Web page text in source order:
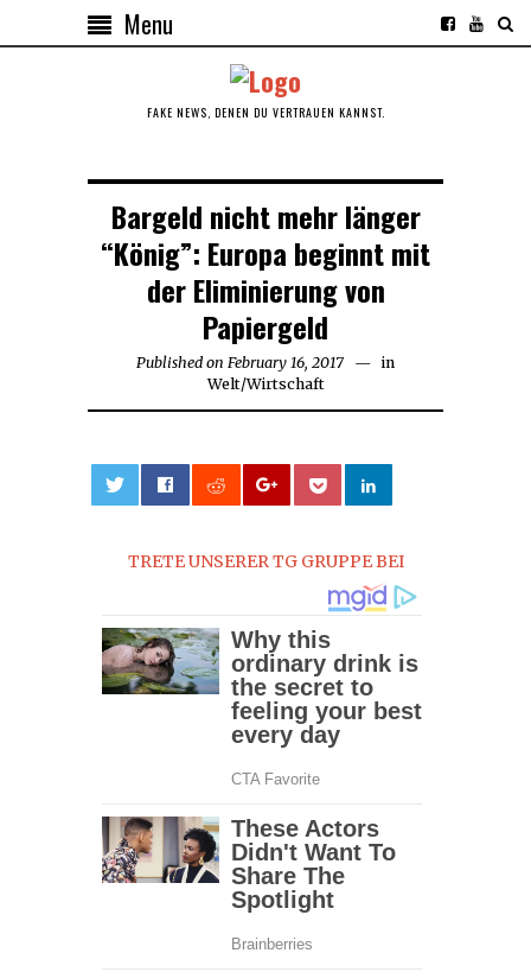
Menu
FAKE NEWS, DENEN DU VERTRAUEN KANNST.
Bargeld nicht mehr länger
“König”: Europa beginnt mit
der Eliminierung von
Papiergeld
Published on February 16, 2017 February
in
Welt/Wirtschaft
TRETE UNSERER TG GRUPPE BEI